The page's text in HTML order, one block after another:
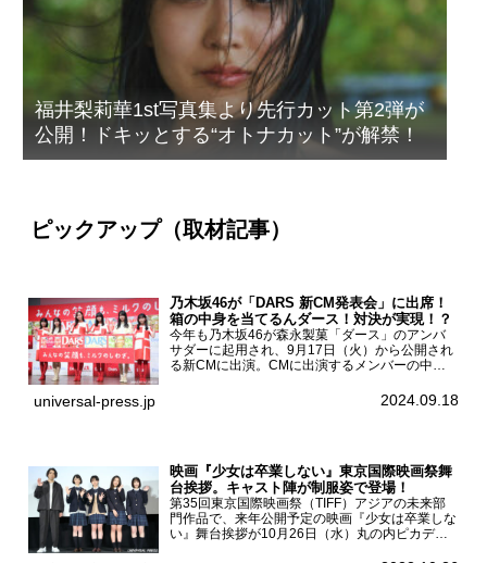
福井梨莉華1st写真集より先行カット第2弾が
公開！ドキッとする“オトナカット”が解禁！
ピックアップ（取材記事）
乃木坂46が「DARS 新CM発表会」に出席！
箱の中身を当てるんダース！対決が実現！？
今年も乃木坂46が森永製菓「ダース」のアンバ
サダーに起用され、9月17日（火）から公開され
る新CMに出演。CMに出演するメンバーの中か
一ノ瀬美空、菅原咲月が都内にて開催された
universal-press.jp 2024.09.18
映画『少女は卒業しない』東京国際映画祭舞
台挨拶。キャスト陣が制服姿で登場！
第35回東京国際映画祭（TIFF）アジアの未来部
門作品で、来年公開予定の映画『少女は卒業しな
い』舞台挨拶が10月26日（水）丸の内ピカデリ